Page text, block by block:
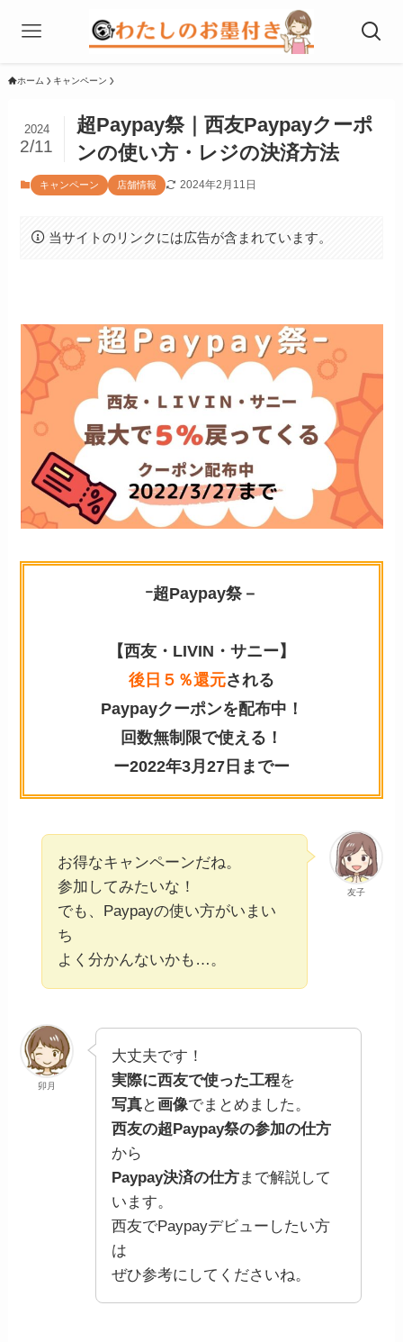
ホーム キャンペーン
超Paypay祭｜西友Paypayクーポ
ンの使い方・レジの決済方法
2024
2/11
キャンペーン 店舗情報 2024年2月11日
当サイトのリンクには広告が含まれています。
ｰ超Paypay祭－
【西友・LIVIN・サニー】
後日５％還元される
Paypayクーポンを配布中！
回数無制限で使える！
ー2022年3月27日までー
友子
お得なキャンペーンだね。
参加してみたいな！
でも、Paypayの使い方がいまい
ち
よく分かんないかも…。
卯月
大丈夫です！
実際に西友で使った工程を
写真と 画像でまとめました。
西友の超Paypay祭の参加の仕方
から
Paypay決済の仕方まで解説して
います。
西友でPaypayデビューしたい方
は
ぜひ参考にしてくださいね。